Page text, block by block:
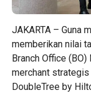
JAKARTA – Guna
memberikan nilai
Branch Office
merchant
DoubleTree by